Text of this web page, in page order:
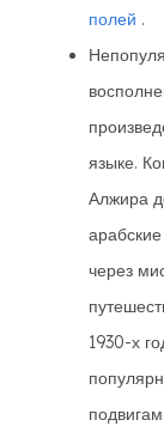
полей .
языке.
Алжира
через
1930-х